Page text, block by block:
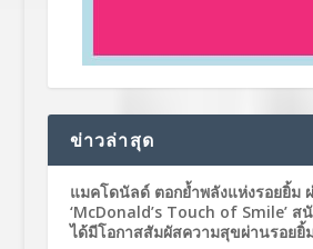
ข่าวล่าสุด
แมคโดนัลด์ ตอกย้ำพลังแห่งรอยยิ้ม
‘McDonald’s Touch of Smile’
ได้มีโอกาสสัมผัสความสุขผ่านรอยยิ้